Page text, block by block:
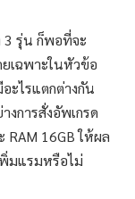
3 รุ่น ก็พอที่จะ
เฉพาะในหัวข้อ
ะไรแตกต่างกัน
งการสั่งอัพเกรด
RAM 16GB ให้ผล
มแรมหรือไม่